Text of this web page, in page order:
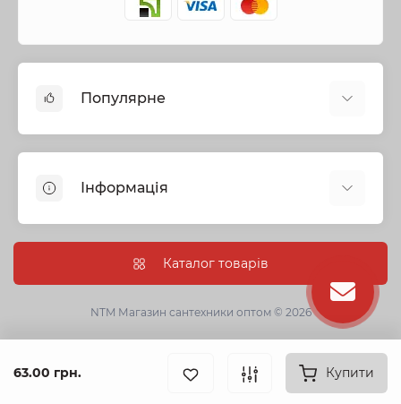
63.00 грн. Купити
Популярне
Запірна арматура
Труби та фітинги
Насосне обладнання
Фільтри для питної води
Інформація
Інформація про доставку
Про нас
Умови угоди
Гарантії
Каталог товарів
NTM Магазин сантехники оптом © 2026